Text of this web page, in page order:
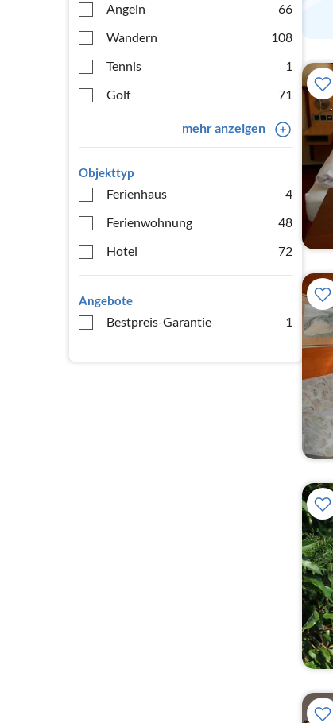
Angeln
66
Wandern
108
Tennis
1
Golf
71
mehr anzeigen
Objekttyp
Ferienhaus
4
Ferienwohnung
48
Hotel
72
Angebote
Bestpreis-Garantie 1